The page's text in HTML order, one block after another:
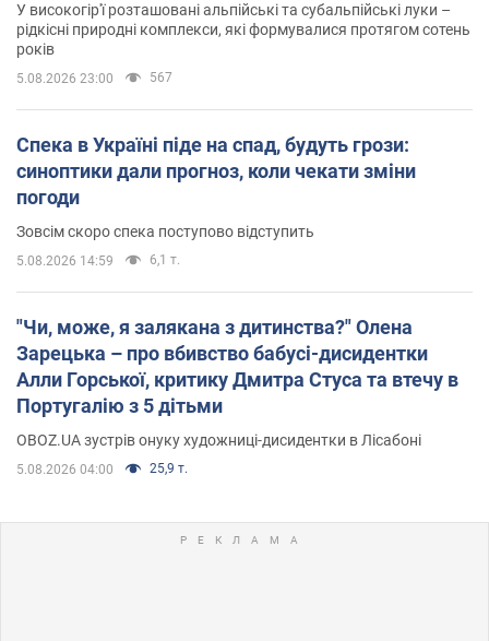
У високогір'ї розташовані альпійські та субальпійські луки –
рідкісні природні комплекси, які формувалися протягом сотень
років
5.08.2026 23:00 567
Спека в Україні піде на спад, будуть грози:
синоптики дали прогноз, коли чекати зміни
погоди
Зовсім скоро спека поступово відступить
5.08.2026 14:59 6,1 т.
"Чи, може, я залякана з дитинства?" Олена
Зарецька – про вбивство бабусі-дисидентки
Алли Горської, критику Дмитра Стуса та втечу в
Португалію з 5 дітьми
OBOZ.UA зустрів онуку художниці-дисидентки в Лісабоні
5.08.2026 04:00 25,9 т.